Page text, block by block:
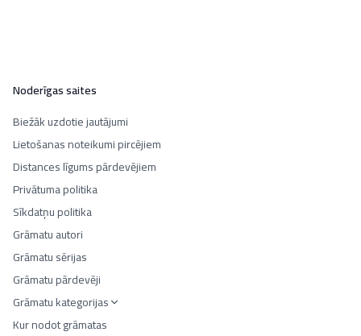
Noderīgas saites
Biežāk uzdotie jautājumi
Lietošanas noteikumi pircējiem
Distances līgums pārdevējiem
Privātuma politika
Sīkdatņu politika
Grāmatu autori
Grāmatu sērijas
Grāmatu pārdevēji
Grāmatu kategorijas
Kur nodot grāmatas